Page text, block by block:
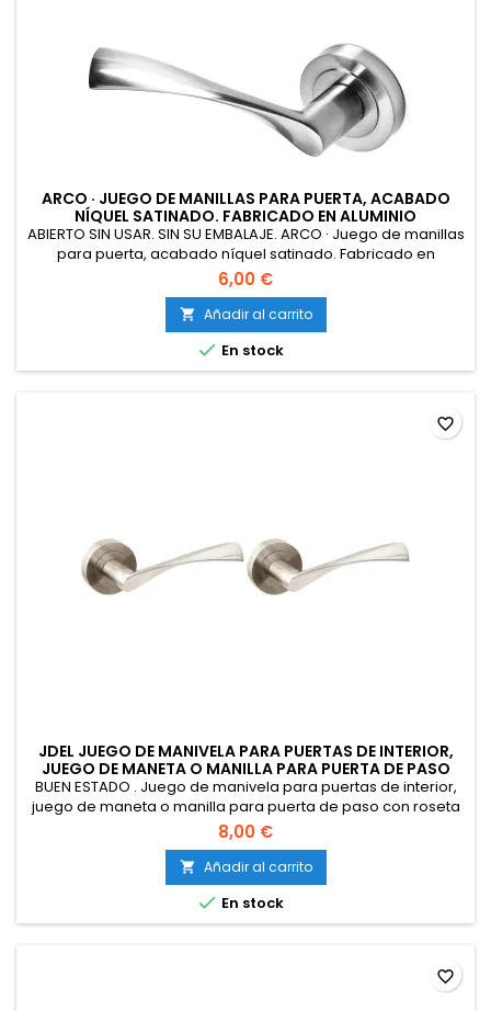
ARCO · JUEGO DE MANILLAS PARA PUERTA, ACABADO
NÍQUEL SATINADO. FABRICADO EN ALUMINIO
ABIERTO SIN USAR. SIN SU EMBALAJE. ARCO · Juego de manillas
para puerta, acabado níquel satinado. Fabricado en
aluminio
6,00 €
 Añadir al carrito
 En stock
JDEL JUEGO DE MANIVELA PARA PUERTAS DE INTERIOR,
JUEGO DE MANETA O MANILLA PARA PUERTA DE PASO
CON ROSETA 50 MM
BUEN ESTADO . Juego de manivela para puertas de interior,
juego de maneta o manilla para puerta de paso con roseta
50 mm, Níquel satinado. Modelo Ola (Paquete de 2)
8,00 €
 Añadir al carrito
 En stock
favorite_border
favorite_border